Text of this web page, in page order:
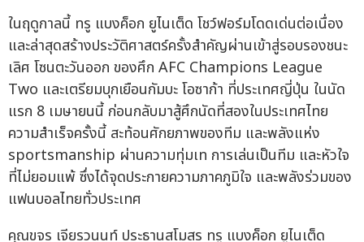
ในฤดูกาลนี้ ทรู แบงค็อก ยูไนเต็ด โชว์ฟอร์มโดดเด่นต่อเนื่อง
และล่าสุดสร้างประวัติศาสตร์ครั้งสำคัญผ่านเข้าสู่รอบรองชนะ
เลิศ โซนตะวันออก ของศึก AFC Champions League
Two และเตรียมบุกเยือนกัมบะ โอซาก้า ที่ประเทศญี่ปุ่น ในนัด
แรก 8 เมษายนนี้ ก่อนกลับมาสู้ศึกนัดที่สองในประเทศไทย
ความสำเร็จครั้งนี้ สะท้อนศักยภาพของทีม และพลังแห่ง
sportsmanship ผ่านความทุ่มเท การเล่นเป็นทีม และหัวใจ
ที่ไม่ยอมแพ้ ซึ่งได้จุดประกายความภาคภูมิใจ และพลังร่วมของ
แฟนบอลไทยทั่วประเทศ
คุณขจร เจียรวนนท์ ประธานสโมสร ทรู แบงค็อก ยูไนเต็ด